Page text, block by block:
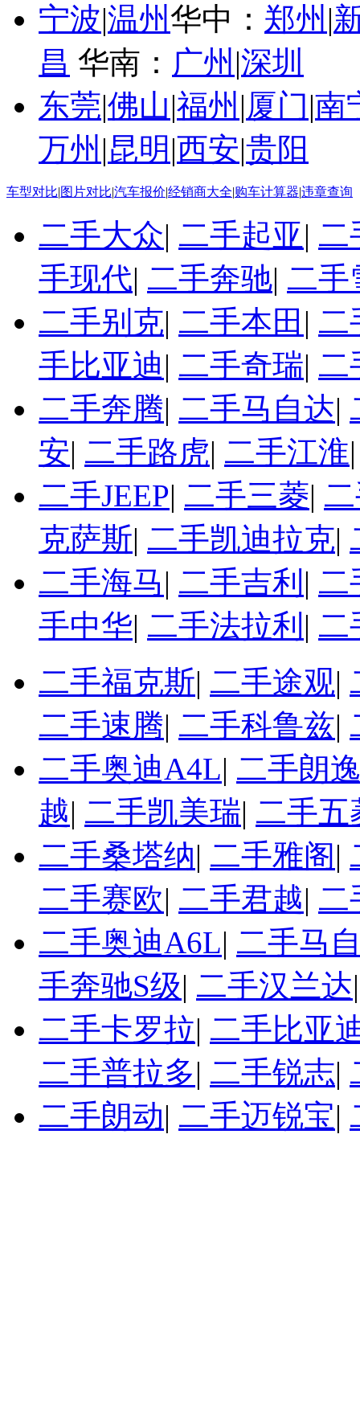
宁波|温州华中： 郑州 |
昌 华南： 广州 |深圳
东莞|佛山|福州 |厦门|南
万州 |昆明 |西安|贵阳
车型对比|图片对比|汽车报价|经销商大全|购车计算器|违章查询
二手大众| 二手起亚| 二
手现代| 二手奔驰| 二手
二手别克| 二手本田 | 二
手比亚迪| 二手奇瑞| 二
二手奔腾| 二手马自达|
安| 二手路虎| 二手江淮
二手JEEP| 二手三菱|
克萨斯| 二手凯迪拉克|
二手海马| 二手吉利 | 二
手中华| 二手法拉利 | 二
二手福克斯| 二手途观|
二手速腾| 二手科鲁兹|
二手奥迪A4L| 二手朗
越| 二手凯美瑞| 二手五
二手桑塔纳| 二手雅阁|
二手赛欧| 二手君越| 二
二手奥迪A6L| 二手马
手奔驰S级| 二手汉兰达
二手卡罗拉| 二手比亚
二手普拉多| 二手锐志|
二手朗动| 二手迈锐宝|